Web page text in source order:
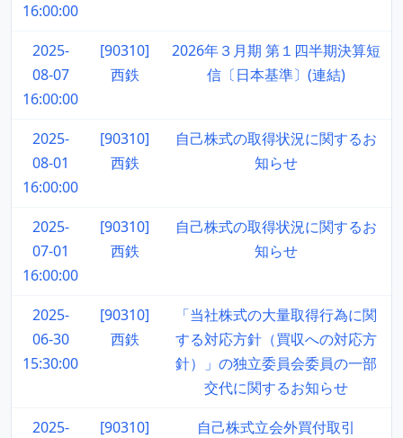
16:00:00
2025-
08-07
16:00:00
[90310]
西鉄
2026年３月期 第１四半期決算短
信〔日本基準〕(連結)
2025-
08-01
16:00:00
[90310]
西鉄
自己株式の取得状況に関するお
知らせ
2025-
07-01
16:00:00
[90310]
西鉄
自己株式の取得状況に関するお
知らせ
2025-
06-30
15:30:00
[90310]
西鉄
「当社株式の大量取得行為に関
する対応方針（買収への対応方
針）」の独立委員会委員の一部
交代に関するお知らせ
2025-
[90310]
自己株式立会外買付取引